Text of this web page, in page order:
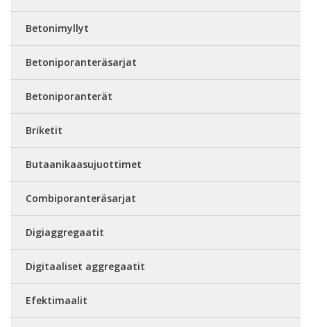
Betonimyllyt
Betoniporanteräsarjat
Betoniporanterät
Briketit
Butaanikaasujuottimet
Combiporanteräsarjat
Digiaggregaatit
Digitaaliset aggregaatit
Efektimaalit